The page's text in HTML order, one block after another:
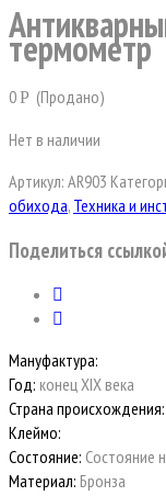
термометр
0Р (Продано)
Нет в наличии
Артикул: AR903
обихода, Техника и
Поделиться
Мануфактура:
Год: конец XIX века
Страна происхождения:
Клеймо:
Состояние: Состояние
Материал: Бронза